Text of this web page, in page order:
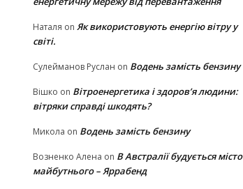
Наталя on Як використовують енергію вітру у
світі.
Сулейманов Руслан on Водень замість бензину
Вішко on Вітроенергетика і здоров’я людини:
вітряки cправді шкодять?
Микола on Водень замість бензину
Возненко Алена on В Австралії будується місто
майбутнього – Яррабенд